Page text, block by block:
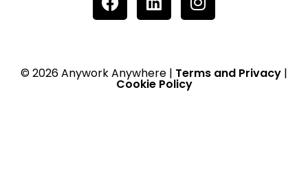
© 2026 Anywork Anywhere | Terms and Privacy |
Cookie Policy